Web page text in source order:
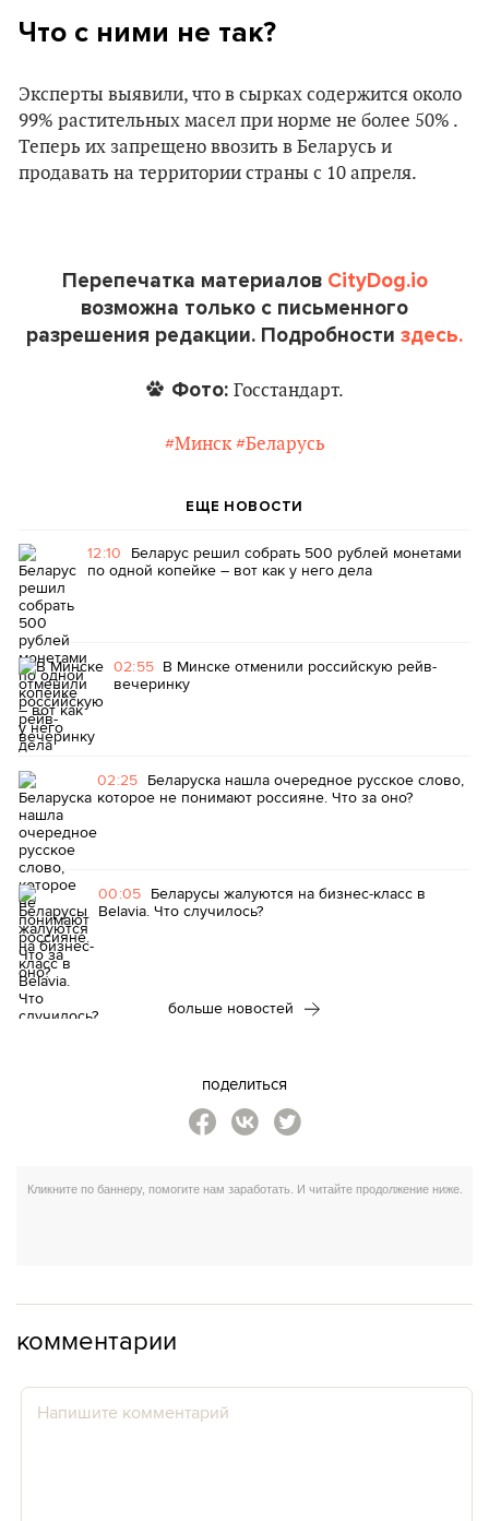
Что с ними не так?
Эксперты выявили, что в сырках содержится около
99% растительных масел при норме не более 50% .
Теперь их запрещено ввозить в Беларусь и
продавать на территории страны с 10 апреля.
Перепечатка материалов CityDog.io
возможна только с письменного
разрешения редакции. Подробности здесь.
Фото: Госстандарт.
#Минск #Беларусь
ЕЩЕ НОВОСТИ
12:10 Беларус решил собрать 500 рублей монетами
по одной копейке – вот как у него дела
02:55 В Минске отменили российскую рейв-
вечеринку
02:25 Беларуска нашла очередное русское слово,
которое не понимают россияне. Что за оно?
00:05 Беларусы жалуются на бизнес-класс в
Belavia. Что случилось?
больше новостей
поделиться
комментарии